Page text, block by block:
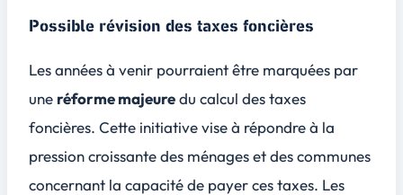
Possible révision des taxes foncières
Les années à venir pourraient être marquées par
une réforme majeuredu calcul des taxes
foncières. Cette initiative vise à répondre à la
pression croissante des ménages et des communes
concernant la capacité de payer ces taxes. Les